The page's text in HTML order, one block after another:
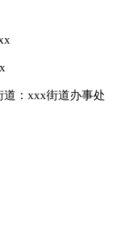
：xxx街道办事处